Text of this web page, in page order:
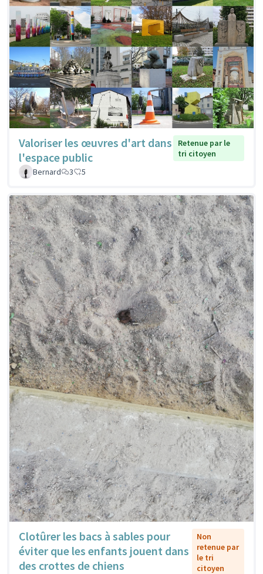
Valoriser les œuvres d'art dans
l'espace public
Retenue par le
tri citoyen
Bernard
3 5
Clotûrer les bacs à sables pour
éviter que les enfants jouent dans
des crottes de chiens
Non
retenue par
le tri
citoyen